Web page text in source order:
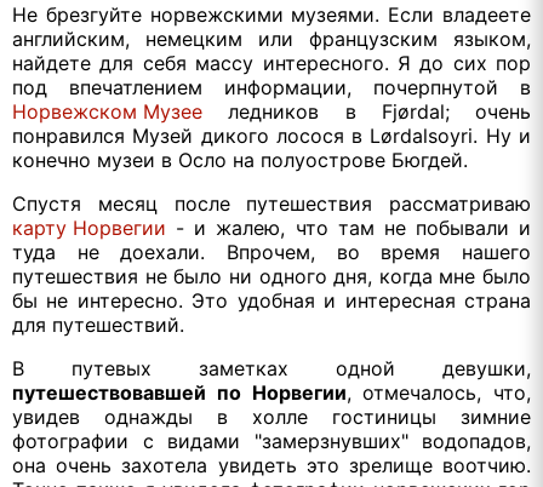
Не брезгуйте норвежскими музеями. Если владеете
английским, немецким или французским языком,
найдете для себя массу интересного. Я до сих пор
под впечатлением информации, почерпнутой в
Норвежском Музее ледников в Fjørdal; очень
понравился Музей дикого лосося в Lørdalsoyri. Ну и
конечно музеи в Осло на полуострове Бюгдей.
Спустя месяц после путешествия рассматриваю
карту Норвегии - и жалею, что там не побывали и
туда не доехали. Впрочем, во время нашего
путешествия не было ни одного дня, когда мне было
бы не интересно. Это удобная и интересная страна
для путешествий.
В путевых заметках одной девушки,
путешествовавшей по Норвегии, отмечалось, что,
увидев однажды в холле гостиницы зимние
фотографии с видами "замерзнувших" водопадов,
она очень захотела увидеть это зрелище воотчию.